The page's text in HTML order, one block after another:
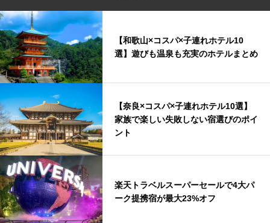
【和歌山×コスパ×子連れホテル10
選】遊びも温泉も充実のホテルまとめ
【奈良×コスパ×子連れホテル10選】
家族で楽しい失敗しない宿選びのポイ
ント
楽天トラベルスーパーセールで4大パ
ーク提携宿が最大23%オフ